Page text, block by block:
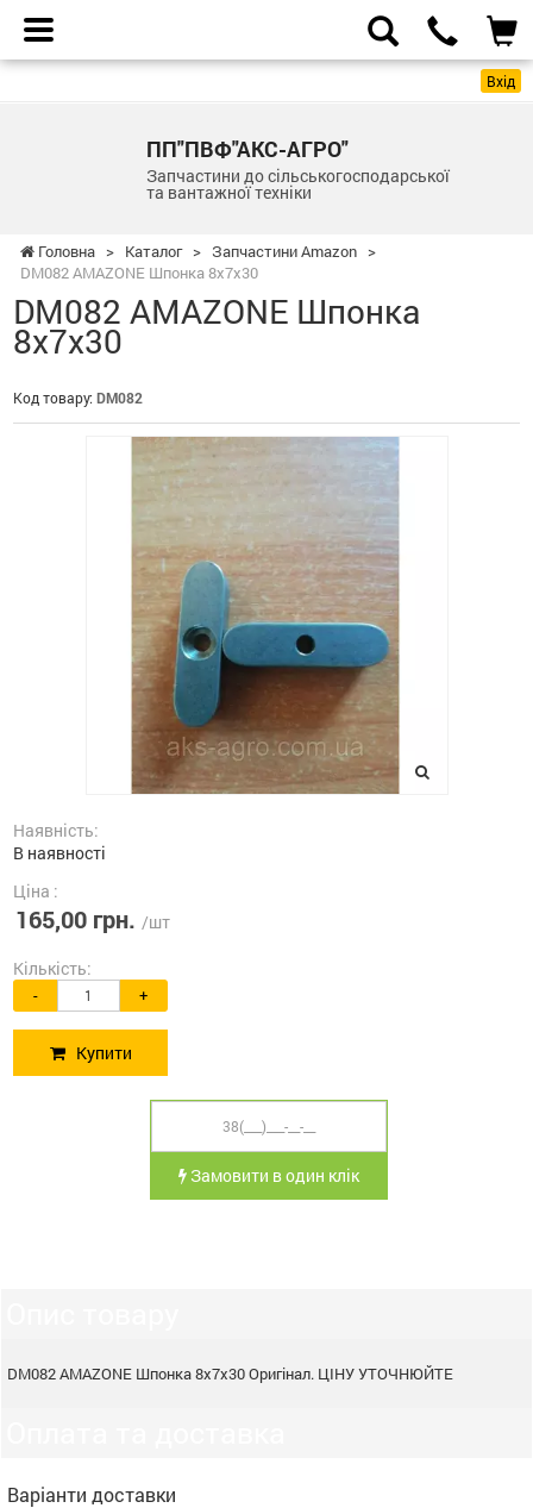
Вхід
ПП"ПВФ"АКС-АГРО"
Запчастини до сільськогосподарської
та вантажної техніки
Головна > Каталог > Запчастини Amazon >
DM082 AMAZONE Шпонка 8х7х30
DM082 AMAZONE Шпонка
8х7х30
Код товару: DM082
Наявність:
В наявності
Ціна :
165,00 грн. /шт
Кількість:
- +
Купити
Замовити в один клік
DM082 AMAZONE Шпонка 8х7х30 Оригінал. ЦІНУ УТОЧНЮЙТЕ
Варіанти доставки